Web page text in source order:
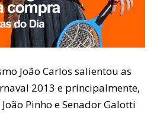
João Carlos salientou as
2013 e principalmente,
Pinho e Senador Galotti